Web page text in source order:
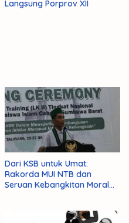
Langsung Porprov XII
Dari KSB untuk Umat:
Rakorda MUI NTB dan
Seruan Kebangkitan Moral